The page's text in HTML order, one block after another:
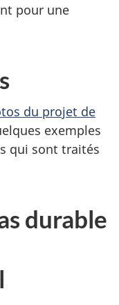
pour une
du projet de
exemples
qui sont traités
durable